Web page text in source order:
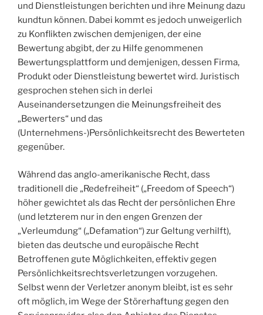
und Dienstleistungen berichten und ihre Meinung dazu
kundtun können. Dabei kommt es jedoch unweigerlich
zu Konflikten zwischen demjenigen, der eine
Bewertung abgibt, der zu Hilfe genommenen
Bewertungsplattform und demjenigen, dessen Firma,
Produkt oder Dienstleistung bewertet wird. Juristisch
gesprochen stehen sich in derlei
Auseinandersetzungen die Meinungsfreiheit des
„Bewerters“ und das
(Unternehmens-)Persönlichkeitsrecht des Bewerteten
gegenüber.
Während das anglo-amerikanische Recht, dass
traditionell die „Redefreiheit“ („Freedom of Speech“)
höher gewichtet als das Recht der persönlichen Ehre
(und letzterem nur in den engen Grenzen der
„Verleumdung“ („Defamation“) zur Geltung verhilft),
bieten das deutsche und europäische Recht
Betroffenen gute Möglichkeiten, effektiv gegen
Persönlichkeitsrechtsverletzungen vorzugehen.
Selbst wenn der Verletzer anonym bleibt, ist es sehr
oft möglich, im Wege der Störerhaftung gegen den